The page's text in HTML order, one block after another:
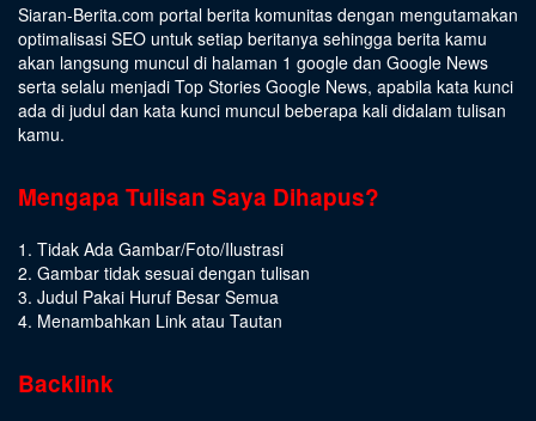
Siaran-Berita.com portal berita komunitas dengan mengutamakan
optimalisasi SEO untuk setiap beritanya sehingga berita kamu
akan langsung muncul di halaman 1 google dan Google News
serta selalu menjadi Top Stories Google News, apabila kata kunci
ada di judul dan kata kunci muncul beberapa kali didalam tulisan
kamu.
Mengapa Tulisan Saya Dihapus?
1. Tidak Ada Gambar/Foto/Ilustrasi
2. Gambar tidak sesuai dengan tulisan
3. Judul Pakai Huruf Besar Semua
4. Menambahkan Link atau Tautan
Backlink